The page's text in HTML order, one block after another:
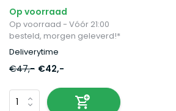
Op voorraad
Op voorraad - Vóór 21:00
besteld, morgen geleverd!*
Deliverytime
€47,- €42,-